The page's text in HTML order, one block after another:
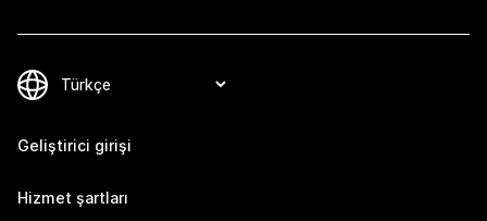
Geliştirici girişi
Hizmet şartları